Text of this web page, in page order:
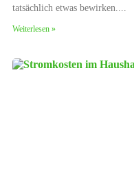
tatsächlich etwas bewirken.
Weiterlesen »